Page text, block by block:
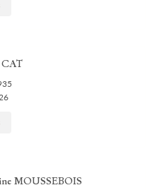
CAT
MOUSSEBOIS